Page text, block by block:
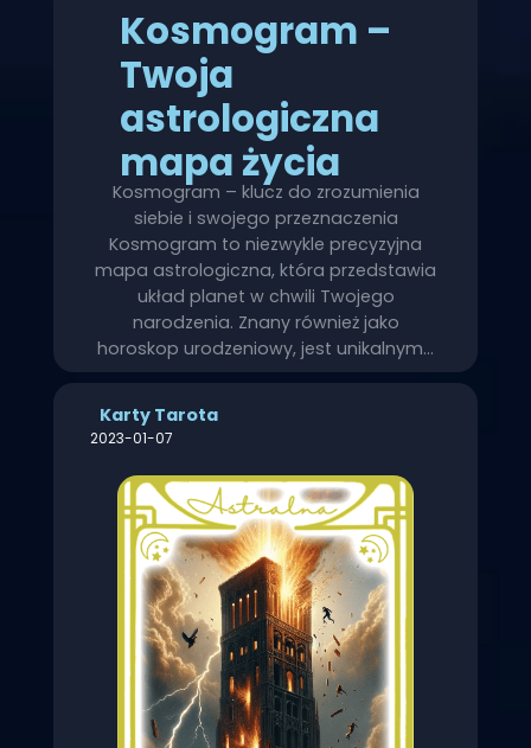
Kosmogram –
Twoja
astrologiczna
mapa życia
Kosmogram – klucz do zrozumienia
siebie i swojego przeznaczenia
Kosmogram to niezwykle precyzyjna
mapa astrologiczna, która przedstawia
układ planet w chwili Twojego
narodzenia. Znany również jako
horoskop urodzeniowy, jest unikalnym…
Karty Tarota
2023-01-07